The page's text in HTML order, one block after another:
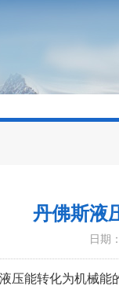
丹佛斯液
日期
压能转化为机械能